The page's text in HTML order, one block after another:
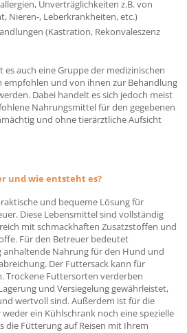
Unverträglichkeiten z.B. von
Nieren-, Leberkrankheiten, etc.)
(Kastration, Rekonvaleszenz
auch eine Gruppe der medizinischen
empfohlen und von ihnen zur Behandlung
Dabei handelt es sich jedoch meist
Nahrungsmittel für den gegebenen
und ohne tierärztliche Aufsicht
und wie entsteht es?
und bequeme Lösung für
Diese Lebensmittel sind vollständig
mit schmackhaften Zusatzstoffen und
Für den Betreuer bedeutet
Nahrung für den Hund und
Der Futtersack kann für
Trockene Futtersorten verderben
und Versiegelung gewährleistet,
wertvoll sind. Außerdem ist für die
ein Kühlschrank noch eine spezielle
die Fütterung auf Reisen mit Ihrem